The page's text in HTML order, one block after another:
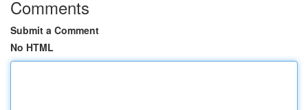
Comments
Submit a Comment
No HTML